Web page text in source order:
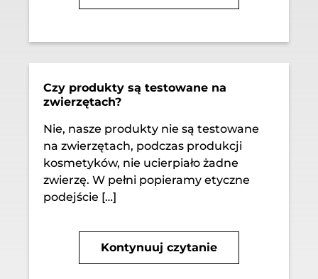
Czy produkty są testowane na
zwierzętach?
Nie, nasze produkty nie są testowane
na zwierzętach, podczas produkcji
kosmetyków, nie ucierpiało żadne
zwierzę. W pełni popieramy etyczne
podejście […]
Kontynuuj czytanie